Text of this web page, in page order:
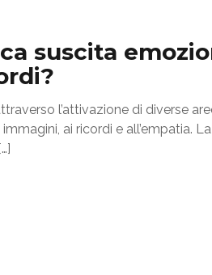
suscita
l’attivazione di diverse
ai ricordi e all’empatia.
[…]